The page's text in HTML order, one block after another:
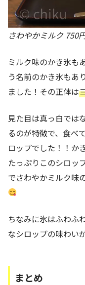
さわやかミルク 750
ミルク味のかき氷も
う名前のかき氷もあ
ました！その正体は
見た目は真っ白では
るのが特徴で、食べ
ロップでした！！か
たっぷりこのシロッ
でさわやかミルク味
ちなみに氷はふわふ
なシロップの味わい
まとめ